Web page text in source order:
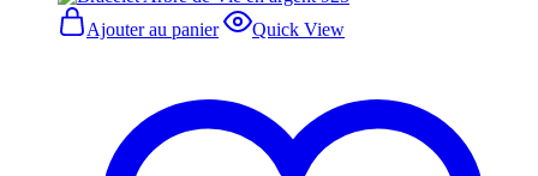
Ajouter au panier Quick View